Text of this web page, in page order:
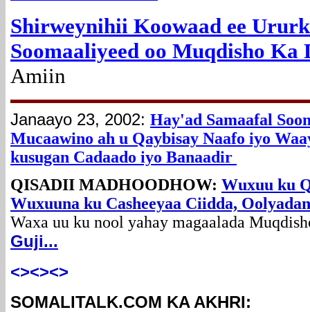
Shirweynihii Koowaad ee
Soomaaliyeed oo Muqdisho Ka
Amiin
Janaayo 23, 2002: Hay'ad Samaafal
Mucaawino ah u Qaybisay Naafo iyo
kusugan Cadaado iyo Banaadir
QISADII MADHOODHOW: Wuxuu ku
Wuxuuna ku Casheeyaa Ciidda,
Waxa uu ku nool yahay magaalada
Guji...
<><><>
SOMALITALK.COM KA AKHRI: